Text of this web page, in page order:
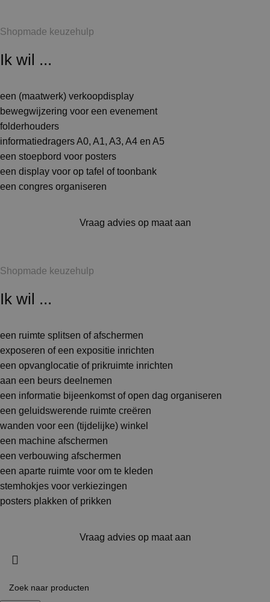
Shopmade keuzehulp
Ik wil ...
een (maatwerk) verkoopdisplay
bewegwijzering voor een evenement
folderhouders
informatiedragers A0, A1, A3, A4 en A5
een stoepbord voor posters
een display voor op tafel of toonbank
een congres organiseren
Vraag advies op maat aan
Shopmade keuzehulp
Ik wil ...
een ruimte splitsen of afschermen
exposeren of een expositie inrichten
een opvanglocatie of prikruimte inrichten
aan een beurs deelnemen
een informatie bijeenkomst of open dag organiseren
een geluidswerende ruimte creëren
wanden voor een (tijdelijke) winkel
een machine afschermen
een verbouwing afschermen
een aparte ruimte voor om te kleden
stemhokjes voor verkiezingen
posters plakken of prikken
Vraag advies op maat aan